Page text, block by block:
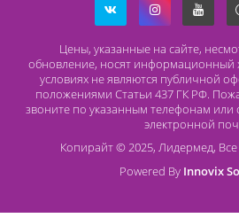
О компании Лидермед
O нас
Социальная деятельность
Часто задаваемые вопросы
Статьи